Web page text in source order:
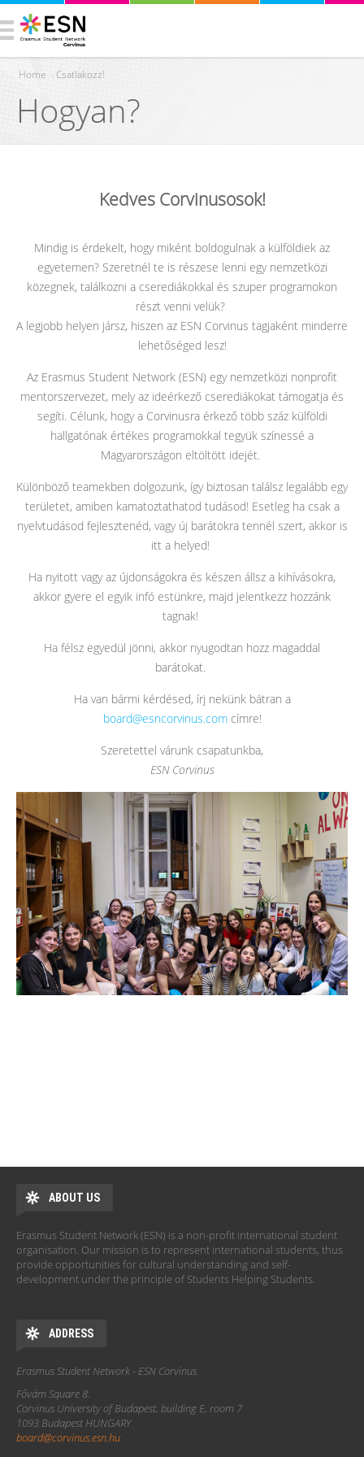
You are here
Home › Csatlakozz!
Hogyan?
Kedves Corvinusosok!
Mindig is érdekelt, hogy miként boldogulnak a külföldiek az
egyetemen? Szeretnél te is részese lenni egy nemzetközi
közegnek, találkozni a cserediákokkal és szuper programokon
részt venni velük?
A legjobb helyen jársz, hiszen az ESN Corvinus tagjaként minderre
lehetőséged lesz!
Az Erasmus Student Network (ESN) egy nemzetközi nonprofit
mentorszervezet, mely az ideérkező cserediákokat támogatja és
segíti. Célunk, hogy a Corvinusra érkező több száz külföldi
hallgatónak értékes programokkal tegyük színessé a
Magyarországon eltöltött idejét.
Különböző teamekben dolgozunk, így biztosan találsz legalább egy
területet, amiben kamatoztathatod tudásod! Esetleg ha csak a
nyelvtudásod fejlesztenéd, vagy új barátokra tennél szert, akkor is
itt a helyed!
Ha nyitott vagy az újdonságokra és készen állsz a kihívásokra,
akkor gyere el egyik infó estünkre, majd jelentkezz hozzánk
tagnak!
Ha félsz egyedül jönni, akkor nyugodtan hozz magaddal
barátokat.
Ha van bármi kérdésed, írj nekünk bátran a
board@esncorvinus.comcímre!
Szeretettel várunk csapatunkba,
ESN Corvinus
ABOUT US
Erasmus Student Network (ESN) is a non-profit international student
organisation. Our mission is to represent international students, thus
provide opportunities for cultural understanding and self-
development under the principle of Students Helping Students.
ADDRESS
Erasmus Student Network - ESN Corvinus
Fővám Square 8.
Corvinus University of Budapest, building E, room 7
1093 Budapest HUNGARY
board@corvinus.esn.hu